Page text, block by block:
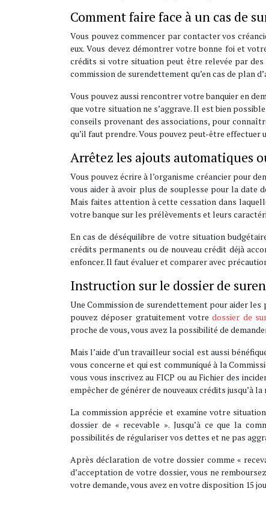
Comment faire face à un cas de
Vous pouvez commencer par contacter vos
eux. Vous devez démontrer votre bonne foi et
crédits si votre situation peut être relevée par
commission de surendettement qu’en cas de plan
Vous pouvez aussi rencontrer votre banquier en
que votre situation ne s’aggrave. Il est bien
conseils provenant des associations, pour
qu’il faut prendre. Vous pouvez peut-être effectuer
Arrêtez les ajouts automatiques
Vous pouvez écrire à l’organisme créancier pour
vous aider à avoir plus de souplesse pour la date
Mais faites attention à cette cessation dans
votre banque sur les prélèvements et leurs
En cas de déséquilibre de votre situation
crédits permanents ou de nouveau crédit déjà
enfoncer. Il faut évaluer et comparer avec
Instruction sur le dossier de
Une Commission de surendettement pour aider
pouvez déposer gratuitement votredossier de
proche de vous, vous avez la possibilité de
Mais l’aide d’un travailleur social est aussi
vous concerne et qui est communiqué à la
vous vous inscrivez au FICP ou au Fichier des
empêcher de générer de nouveaux crédits jusqu’à
La commission apprécie et examine votre
dossier de « recevable ». Jusqu’à ce que la
possibilités de régulariser vos dettes et ne pas
Après déclaration de votre dossier comme «
d’acceptation de votre dossier, vous ne
votre demande, vous avez en votre disposition 15